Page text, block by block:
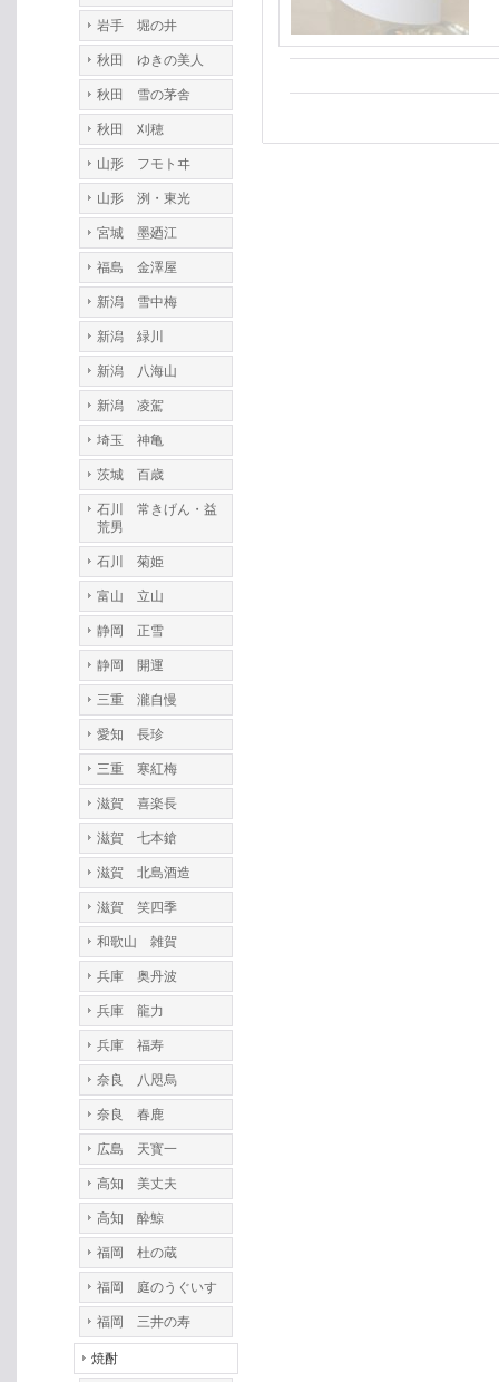
岩手 堀の井
秋田 ゆきの美人
秋田 雪の茅舎
秋田 刈穂
山形 フモトヰ
山形 洌・東光
宮城 墨廼江
福島 金澤屋
新潟 雪中梅
新潟 緑川
新潟 八海山
新潟 凌駕
埼玉 神亀
茨城 百歳
石川 常きげん・益
荒男
石川 菊姫
富山 立山
静岡 正雪
静岡 開運
三重 瀧自慢
愛知 長珍
三重 寒紅梅
滋賀 喜楽長
滋賀 七本鎗
滋賀 北島酒造
滋賀 笑四季
和歌山 雑賀
兵庫 奥丹波
兵庫 龍力
兵庫 福寿
奈良 八咫烏
奈良 春鹿
広島 天寳一
高知 美丈夫
高知 酔鯨
福岡 杜の蔵
福岡 庭のうぐいす
福岡 三井の寿
焼酎